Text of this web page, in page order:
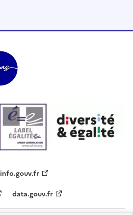
info.gouv.fr
data.gouv.fr